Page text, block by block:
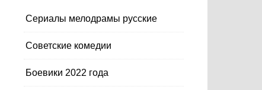
Cериалы мелодрамы русские
Cоветские комедии
Боевики 2022 года